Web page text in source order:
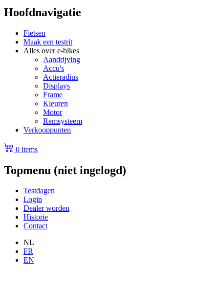
Hoofdnavigatie
Fietsen
Maak een testrit
Alles over e-bikes
Aandrijving
Accu's
Actieradius
Displays
Frame
Kleuren
Motor
Remsysteem
Verkooppunten
0 items
Topmenu (niet ingelogd)
Testdagen
Login
Dealer worden
Historie
Contact
NL
FR
EN